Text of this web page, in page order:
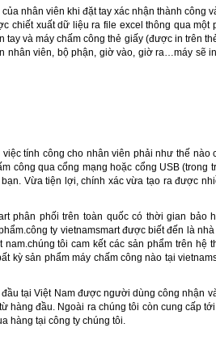
nhân viên khi đặt tay xác nhận thành công
xuất dữ liệu ra file excel thông qua một
và máy chấm công thẻ giấy (được in trên
nhân viên, bộ phận, giờ vào, giờ ra…máy sẽ
tính công cho nhân viên phải như thế
công qua cổng mạng hoặc cổng USB (trong
Vừa tiện lợi, chính xác vừa tạo ra được
phân phối trên toàn quốc có thời gian bảo
ty vietnamsmart được biết đến là
tôi cam kết các sản phẩm trên hệ
kỳ sản phẩm máy chấm công nào tại
tại Việt Nam được người dùng công nhận
hàng đầu. Ngoài ra chúng tôi còn cung cấp
hàng tại công ty chúng tôi.